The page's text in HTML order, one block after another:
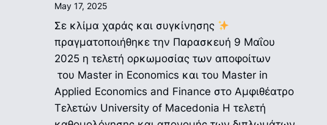
May 17, 2025
Σε κλίμα χαράς και συγκίνησης
πραγματοποιήθηκε την Παρασκευή 9 Μαΐου
2025 η τελετή ορκωμοσίας των αποφοίτων
του Master in Economics και του Master in
Applied Economics and Finance στο Αμφιθέατρο
Τελετών University of Macedonia Η τελετή